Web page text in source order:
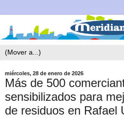
miércoles, 28 de enero de 2026
Más de 500
sensibilizados para
de residuos en Rafael